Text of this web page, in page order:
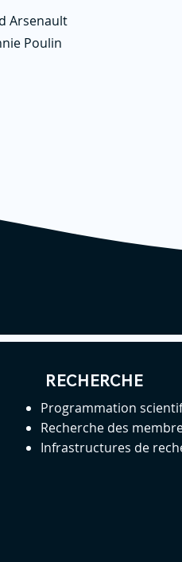
Arsenault
Poulin
RECHERCHE
Programmation
Recherche des
Infrastructures de